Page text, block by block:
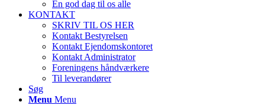
En god dag til os alle
KONTAKT
SKRIV TIL OS HER
Kontakt Bestyrelsen
Kontakt Ejendomskontoret
Kontakt Administrator
Foreningens håndværkere
Til leverandører
Søg
Menu Menu